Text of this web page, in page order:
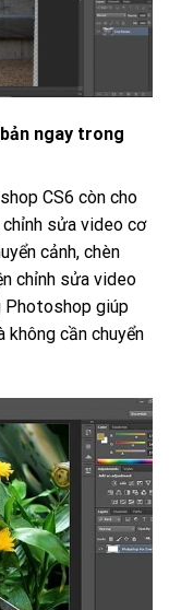
ngay trong
CS6 còn cho
sửa video cơ
cảnh, chèn
chỉnh sửa video
Photoshop giúp
không cần chuyển